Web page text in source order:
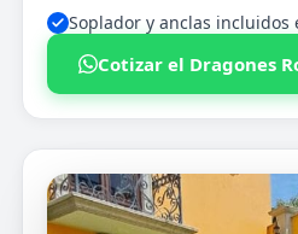
Soplador y anclas incluidos
Cotizar el Dragones